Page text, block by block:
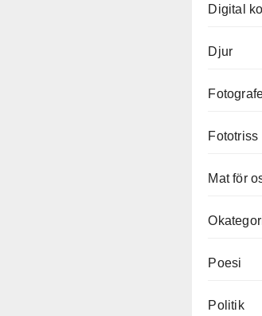
Digital
Djur
Fototriss
Mat för
Poesi
Politik